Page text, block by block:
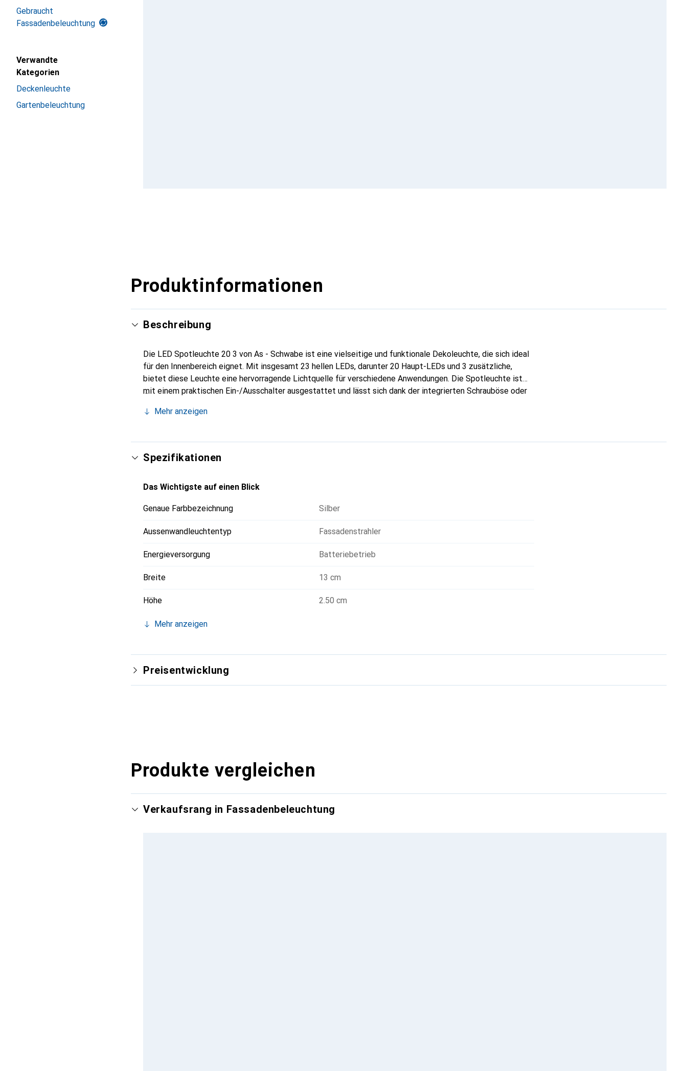
Gebraucht
Fassadenbeleuchtung
Verwandte
Kategorien
Deckenleuchte
Gartenbeleuchtung
Produktinformationen
Beschreibung
Die LED Spotleuchte 20 3 von As - Schwabe ist eine vielseitige und funktionale Dekoleuchte, die sich ideal
für den Innenbereich eignet. Mit insgesamt 23 hellen LEDs, darunter 20 Haupt-LEDs und 3 zusätzliche,
bietet diese Leuchte eine hervorragende Lichtquelle für verschiedene Anwendungen. Die Spotleuchte ist
mit einem praktischen Ein-/Ausschalter ausgestattet und lässt sich dank der integrierten Schrauböse oder
Silberton gehalten, was sie zu einer ansprechenden Ergänzung für jede Inneneinrichtung macht. Die Leuchte
Lichtfarbe sorgt sie für eine angenehme Beleuchtung und schafft eine einladende Atmosphäre.
Mehr anzeigen
Spezifikationen
Das Wichtigste auf einen Blick
Genaue Farbbezeichnung Silber
Aussenwandleuchtentyp Fassadenstrahler
Energieversorgung Batteriebetrieb
Breite 13 cm
Höhe 2.50 cm
Mehr anzeigen
Preisentwicklung
Produkte vergleichen
Verkaufsrang in Fassadenbeleuchtung